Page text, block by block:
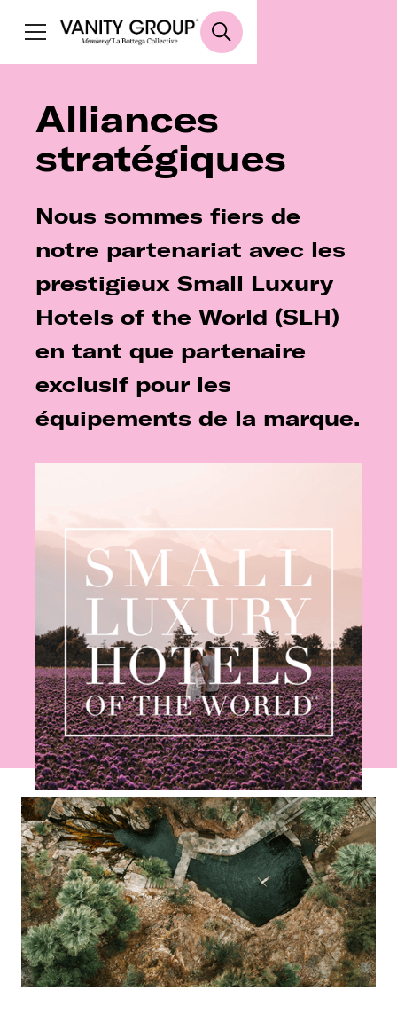
Alliances
stratégiques
Nous sommes fiers de
notre partenariat avec les
prestigieux Small Luxury
Hotels of the World (SLH)
en tant que partenaire
exclusif pour les
équipements de la marque.